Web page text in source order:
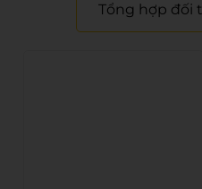
Tổng hợp đối